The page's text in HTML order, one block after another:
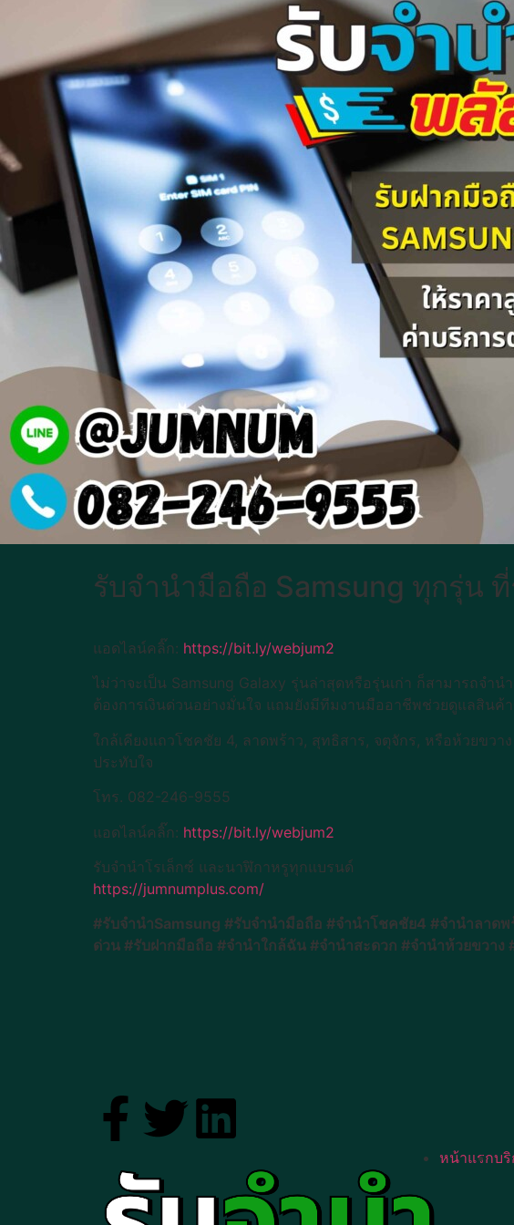
รับจำนำมือถือ Samsung ทุกรุ่น
แอดไลน์คลิ๊ก: https://bit.ly/webjum2
ไม่ว่าจะเป็น Samsung Galaxy รุ่นล่าสุดหรือรุ่นเก่า ก็สามารถจำ
ต้องการเงินด่วนอย่างมั่นใจ แถมยังมีทีมงานมืออาชีพช่วยดูแลสิน
ใกล้เคียงแถวโชคชัย 4, ลาดพร้าว, สุทธิสาร, จตุจักร, หรือห้วยข
ประทับใจ
โทร. 082-246-9555
แอดไลน์คลิ๊ก: https://bit.ly/webjum2
รับจำนำโรเล็กซ์ และนาฬิกาหรูทุกแบรนด์
https://jumnumplus.com/
#รับจำนำSamsung #รับจำนำมือถือ #จำนำโชคชัย4 #จำนำลาด
ด่วน #รับฝากมือถือ #จำนำใกล้ฉัน #จำนำสะดวก #จำนำห้วยขวาง
หน้าแรกบริ